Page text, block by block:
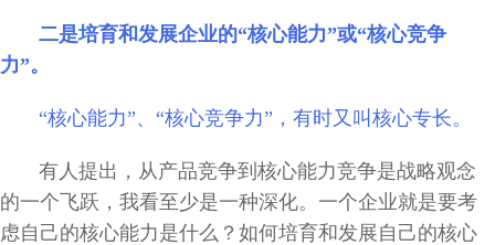
二是培育和发展企业的“核心能力”或“核心竞争
力”。
“核心能力”、“核心竞争力”，有时又叫核心专长。
有人提出，从产品竞争到核心能力竞争是战略观念
的一个飞跃，我看至少是一种深化。一个企业就是要考
虑自己的核心能力是什么？如何培育和发展自己的核心